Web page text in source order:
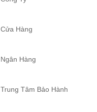
Cửa Hàng
Ngân Hàng
Trung Tâm Bảo Hành